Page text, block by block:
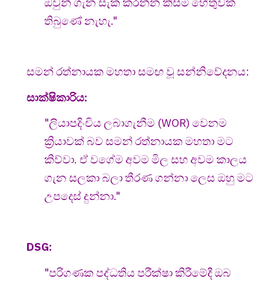
තිබුණේ නැහැ."
සමන් රත්නායක මහතා සමඟ වූ සන්නිවේදනය:
සාක්ෂිකාරිය:
"ලියාපදිංචිය ලබාගැනීම (WOR) වෙනම
ක්‍රියාවක් බව සමන් රත්නායක මහතා මට
කිව්වා. ඒ වගේම අවම මිල සහ අවම කාලය
ගැන සලකා බලා තීරණ ගන්නා ලෙස ඔහු මට
උපදෙස් දුන්නා."
DSG:
"පරිගණක පද්ධතිය පරීක්ෂා කිරීමේදී ඔබ